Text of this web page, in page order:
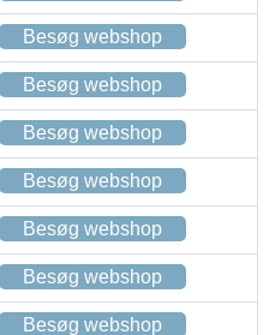
Besøg webshop
Besøg webshop
Besøg webshop
Besøg webshop
Besøg webshop
Besøg webshop
Besøg webshop